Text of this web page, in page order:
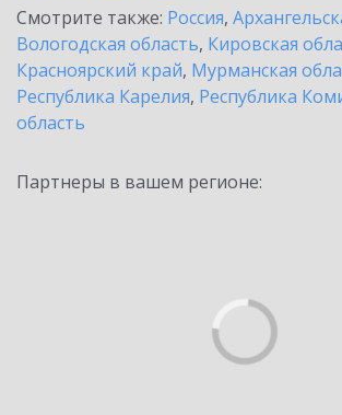
Смотрите также: Россия,
Вологодская область, Кировская
Красноярский край, Мурманская
Республика Карелия, Республика
область
Партнеры в вашем регионе: